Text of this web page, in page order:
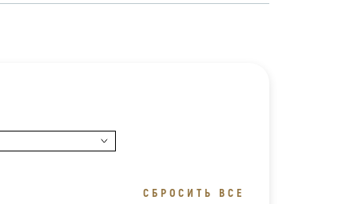
СБРОСИТЬ ВСЕ